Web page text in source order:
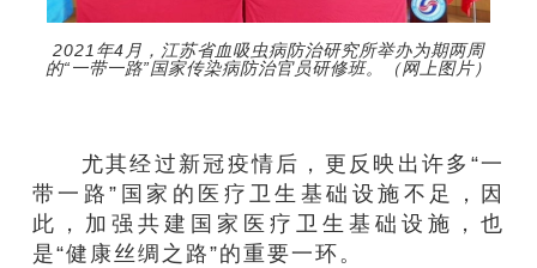
2021年4月，江苏省血吸虫病防治研究所举办为期两周
的“一带一路”国家传染病防治官员研修班。（网上图片）
尤其经过新冠疫情后，更反映出许多“一
带一路”国家的医疗卫生基础设施不足，因
此，加强共建国家医疗卫生基础设施，也
是“健康丝绸之路”的重要一环。